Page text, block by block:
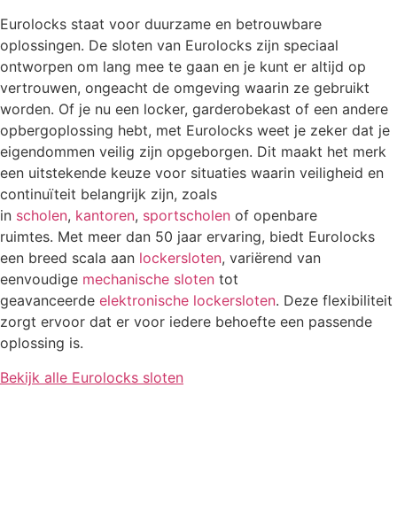
Eurolocks staat voor duurzame en betrouwbare
oplossingen. De sloten van Eurolocks zijn speciaal
ontworpen om lang mee te gaan en je kunt er altijd op
vertrouwen, ongeacht de omgeving waarin ze gebruikt
worden. Of je nu een locker, garderobekast of een andere
opbergoplossing hebt, met Eurolocks weet je zeker dat je
eigendommen veilig zijn opgeborgen. Dit maakt het merk
een uitstekende keuze voor situaties waarin veiligheid en
continuïteit belangrijk zijn, zoals
in scholen, kantoren, sportscholen of openbare
ruimtes. Met meer dan 50 jaar ervaring, biedt Eurolocks
een breed scala aan lockersloten, variërend van
eenvoudige mechanische sloten tot
geavanceerde elektronische lockersloten. Deze flexibiliteit
zorgt ervoor dat er voor iedere behoefte een passende
oplossing is.
Bekijk alle Eurolocks sloten